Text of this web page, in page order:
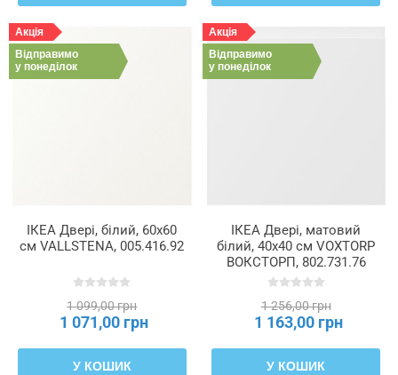
Акція
Відправимо
у понеділок
ІКЕА Двері, білий, 60x60
см VALLSTENA, 005.416.92
1 099,00 грн
1 071,00 грн
У КОШИК
Акція
Відправимо
у понеділок
ІКЕА Двері, матовий
білий, 40x40 см VOXTORP
ВОКСТОРП, 802.731.76
1 256,00 грн
1 163,00 грн
У КОШИК